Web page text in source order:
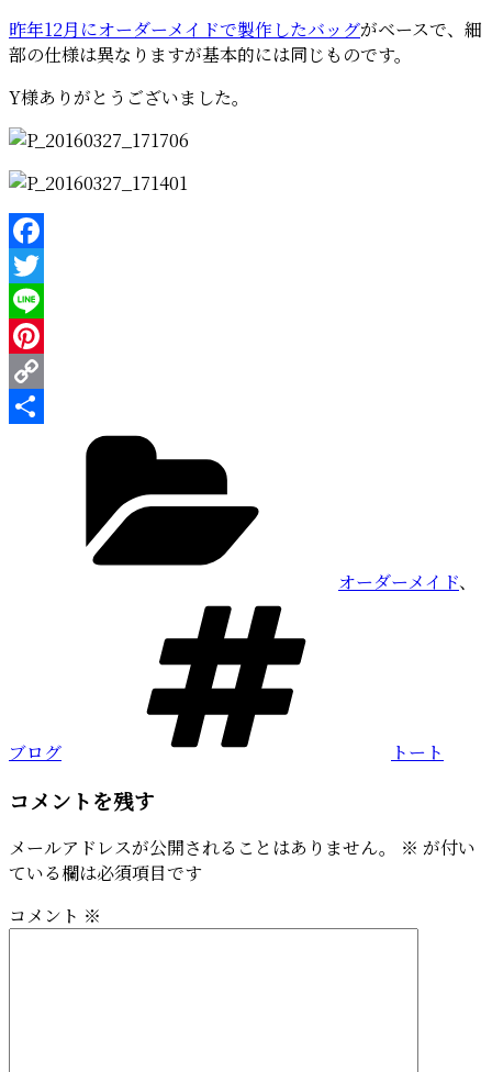
昨年12月にオーダーメイドで製作したバッグがベースで、細
部の仕様は異なりますが基本的には同じものです。
Y様ありがとうございました。
Facebook
Twitter
Line
Pinterest
Copy
オーダーメイド、
ブログ トート
コメントを残す
メールアドレスが公開されることはありません。 ※ が付い
ている欄は必須項目です
コメント ※